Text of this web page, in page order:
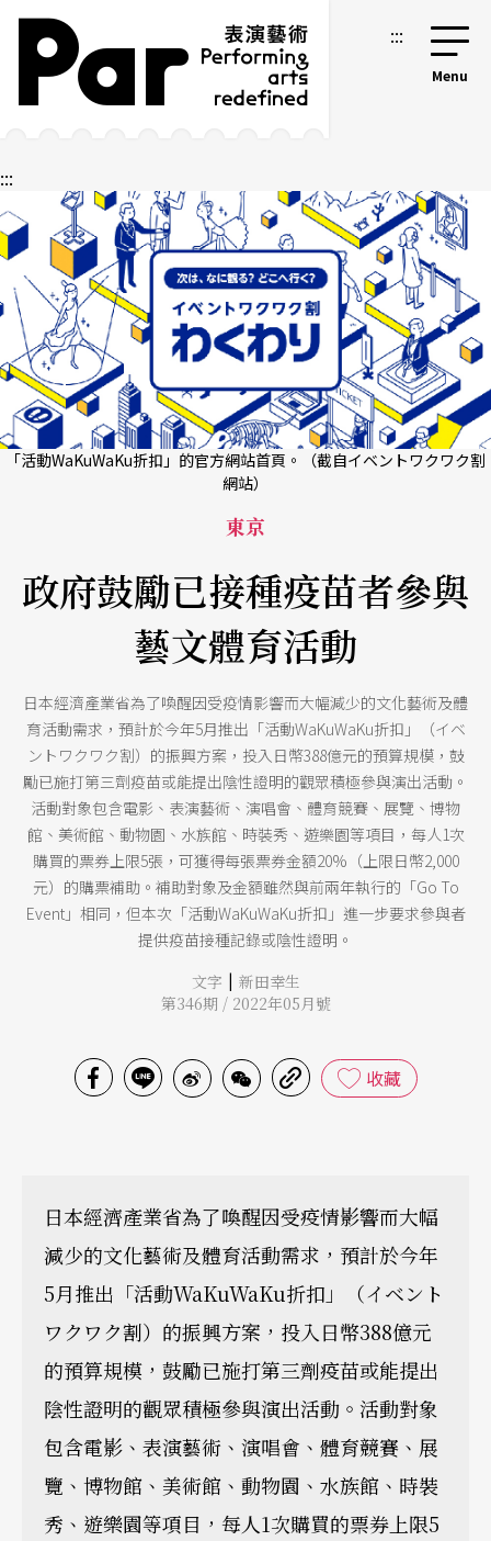
跳到主要內容區塊
網站導覽 :::
:::
「活動WaKuWaKu折扣」的官方網站首頁。（截自イベントワクワク割
網站）
東京
政府鼓勵已接種疫苗者參與
藝文體育活動
日本經濟產業省為了喚醒因受疫情影響而大幅減少的文化藝術及體
育活動需求，預計於今年5月推出「活動WaKuWaKu折扣」（イベ
ントワクワク割）的振興方案，投入日幣388億元的預算規模，鼓
勵已施打第三劑疫苗或能提出陰性證明的觀眾積極參與演出活動。
活動對象包含電影、表演藝術、演唱會、體育競賽、展覽、博物
館、美術館、動物園、水族館、時裝秀、遊樂園等項目，每人1次
購買的票券上限5張，可獲得每張票券金額20%（上限日幣2,000
元）的購票補助。補助對象及金額雖然與前兩年執行的「Go To
Event」相同，但本次「活動WaKuWaKu折扣」進一步要求參與者
提供疫苗接種記錄或陰性證明。
文字 | 新田幸生
第346期 / 2022年05月號
收藏
日本經濟產業省為了喚醒因受疫情影響而大幅
減少的文化藝術及體育活動需求，預計於今年
5月推出「活動WaKuWaKu折扣」（イベント
ワクワク割）的振興方案，投入日幣388億元
的預算規模，鼓勵已施打第三劑疫苗或能提出
陰性證明的觀眾積極參與演出活動。活動對象
包含電影、表演藝術、演唱會、體育競賽、展
覽、博物館、美術館、動物園、水族館、時裝
秀、遊樂園等項目，每人1次購買的票券上限5